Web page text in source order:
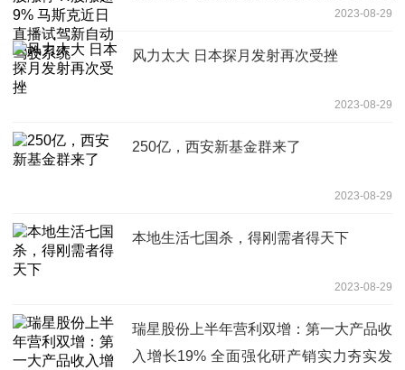
2023-08-29
风力太大 日本探月发射再次受挫
2023-08-29
250亿，西安新基金群来了
2023-08-29
本地生活七国杀，得刚需者得天下
2023-08-29
瑞星股份上半年营利双增：第一大产品收
入增长19% 全面强化研产销实力夯实发